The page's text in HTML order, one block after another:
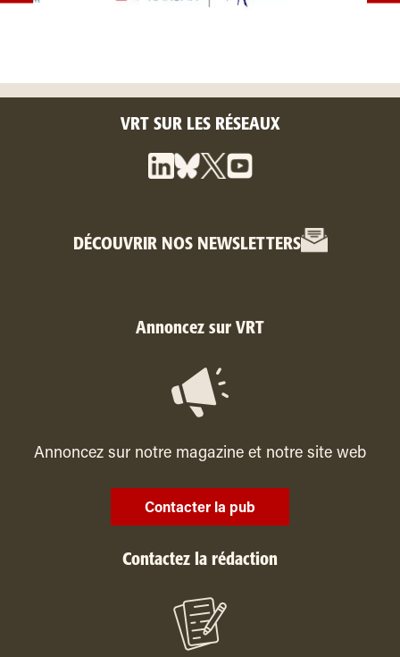
VRT SUR LES RÉSEAUX
DÉCOUVRIR NOS NEWSLETTERS
Annoncez sur VRT
Annoncez sur notre magazine et notre site web
Contacter la pub
Contactez la rédaction